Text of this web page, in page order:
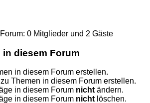
0 Mitglieder und 2 Gäste
diesem Forum
in diesem Forum erstellen.
Themen in diesem Forum erstellen.
in diesem Forum nichtändern.
in diesem Forum nichtlöschen.